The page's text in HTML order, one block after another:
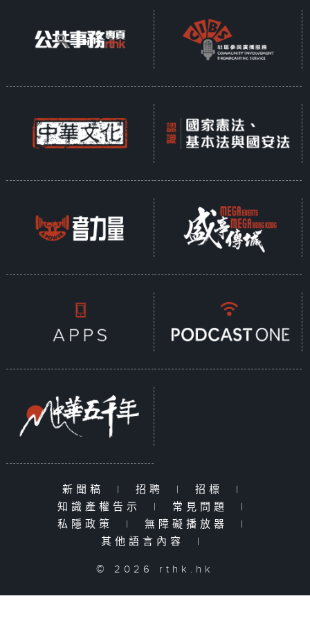
新聞稿 | 招聘 | 招標
|
知識產權告示
| 常見問題
|
私隱政策
| 無障礙播放器
|
其他語言內容
|
© 2026 rthk.hk